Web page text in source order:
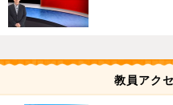
教員アク